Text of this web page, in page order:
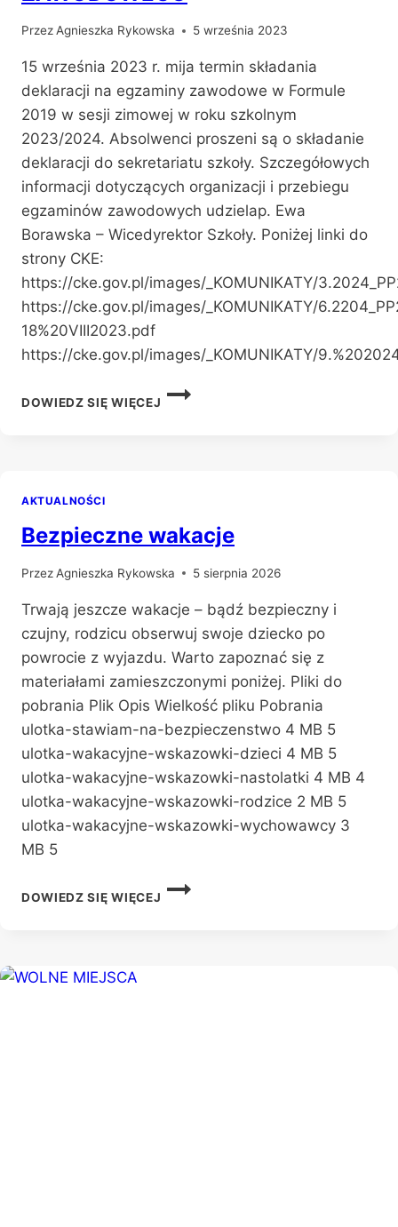
Przez Agnieszka Rykowska 5 września 2023
15 września 2023 r. mija termin składania
deklaracji na egzaminy zawodowe w Formule
2019 w sesji zimowej w roku szkolnym
2023/2024. Absolwenci proszeni są o składanie
deklaracji do sekretariatu szkoły. Szczegółowych
informacji dotyczących organizacji i przebiegu
egzaminów zawodowych udzielap. Ewa
Borawska – Wicedyrektor Szkoły. Poniżej linki do
strony CKE:
https://cke.gov.pl/images/_KOMUNIKATY/
https://cke.gov.pl/images/_KOMUNIKATY/
18%20VIII2023.pdf
https://cke.gov.pl/images/_KOMUNIKATY/
DOWIEDZ SIĘ WIĘCEJ
WAŻNE
AKTUALNOŚCI
Bezpieczne wakacje
Przez Agnieszka Rykowska 5 sierpnia 2026
Trwają jeszcze wakacje – bądź bezpieczny i
czujny, rodzicu obserwuj swoje dziecko po
powrocie z wyjazdu. Warto zapoznać się z
materiałami zamieszczonymi poniżej. Pliki do
pobrania Plik Opis Wielkość pliku Pobrania
ulotka-stawiam-na-bezpieczenstwo 4 MB 5
ulotka-wakacyjne-wskazowki-dzieci 4 MB 5
ulotka-wakacyjne-wskazowki-nastolatki 4 MB 4
ulotka-wakacyjne-wskazowki-rodzice 2 MB 5
ulotka-wakacyjne-wskazowki-wychowawcy 3
MB 5
DOWIEDZ SIĘ WIĘCEJ
BEZPIECZNE